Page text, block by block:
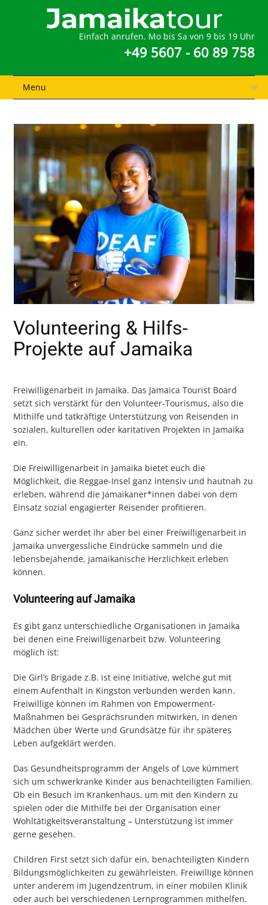
Einfach anrufen. Mo bis Sa von 9 bis 19 Uhr
+49 5607 - 60 89 758
Menu
Volunteering & Hilfs-
Projekte auf Jamaika
Freiwilligenarbeit in Jamaika. Das Jamaica Tourist Board
setzt sich verstärkt für den Volunteer-Tourismus, also die
Mithilfe und tatkräftige Unterstützung von Reisenden in
sozialen, kulturellen oder karitativen Projekten in Jamaika
ein.
Die Freiwilligenarbeit in Jamaika bietet euch die
Möglichkeit, die Reggae-Insel ganz intensiv und hautnah zu
erleben, während die Jamaikaner*innen dabei von dem
Einsatz sozial engagierter Reisender profitieren.
Ganz sicher werdet ihr aber bei einer Freiwilligenarbeit in
Jamaika unvergessliche Eindrücke sammeln und die
lebensbejahende, jamaikanische Herzlichkeit erleben
können.
Volunteering auf Jamaika
Es gibt ganz unterschiedliche Organisationen in Jamaika
bei denen eine Freiwilligenarbeit bzw. Volunteering
möglich ist:
Die Girl’s Brigade z.B. ist eine Initiative, welche gut mit
einem Aufenthalt in Kingston verbunden werden kann.
Freiwillige können im Rahmen von Empowerment-
Maßnahmen bei Gesprächsrunden mitwirken, in denen
Mädchen über Werte und Grundsätze für ihr späteres
Leben aufgeklärt werden.
Das Gesundheitsprogramm der Angels of Love kümmert
sich um schwerkranke Kinder aus benachteiligten Familien.
Ob ein Besuch im Krankenhaus, um mit den Kindern zu
spielen oder die Mithilfe bei der Organisation einer
Wohltätigkeitsveranstaltung – Unterstützung ist immer
gerne gesehen.
Children First setzt sich dafür ein, benachteiligten Kindern
Bildungsmöglichkeiten zu gewährleisten. Freiwillige können
unter anderem im Jugendzentrum, in einer mobilen Klinik
oder auch bei verschiedenen Lernprogrammen mithelfen.